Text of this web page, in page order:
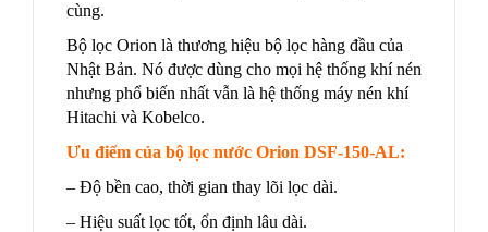
cùng.
Bộ lọc Orion là thương hiệu bộ lọc hàng đầu của
Nhật Bản. Nó được dùng cho mọi hệ thống khí nén
nhưng phổ biến nhất vẫn là hệ thống máy nén khí
Hitachi và Kobelco.
Ưu điểm của bộ lọc nước Orion DSF-150-AL:
– Độ bền cao, thời gian thay lõi lọc dài.
– Hiệu suất lọc tốt, ổn định lâu dài.